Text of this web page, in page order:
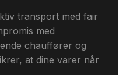
transport med fair
med
chauffører og
at dine varer når